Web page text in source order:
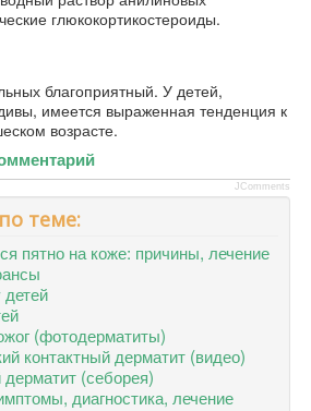
глюкокортикостероиды.
благоприятный. У детей,
имеется выраженная тенденция к
возрасте.
JComments
теме:
пятно на коже: причины, лечение
(фотодерматиты)
контактный дерматит (видео)
(себорея)
диагностика, лечение